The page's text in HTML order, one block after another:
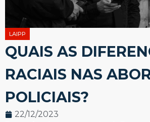
LAIPP
QUAIS AS
RACIAIS NAS
POLICIAIS?
22/12/2023